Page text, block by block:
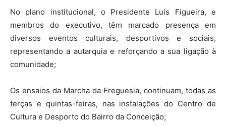
No plano institucional, o Presidente Luís Figueira, e
membros do executivo, têm marcado presença em
diversos eventos culturais, desportivos e sociais,
representando a autarquia e reforçando a sua ligação à
comunidade;
Os ensaios da Marcha da Freguesia, continuam, todas as
terças e quintas-feiras, nas instalações do Centro de
Cultura e Desporto do Bairro da Conceição;